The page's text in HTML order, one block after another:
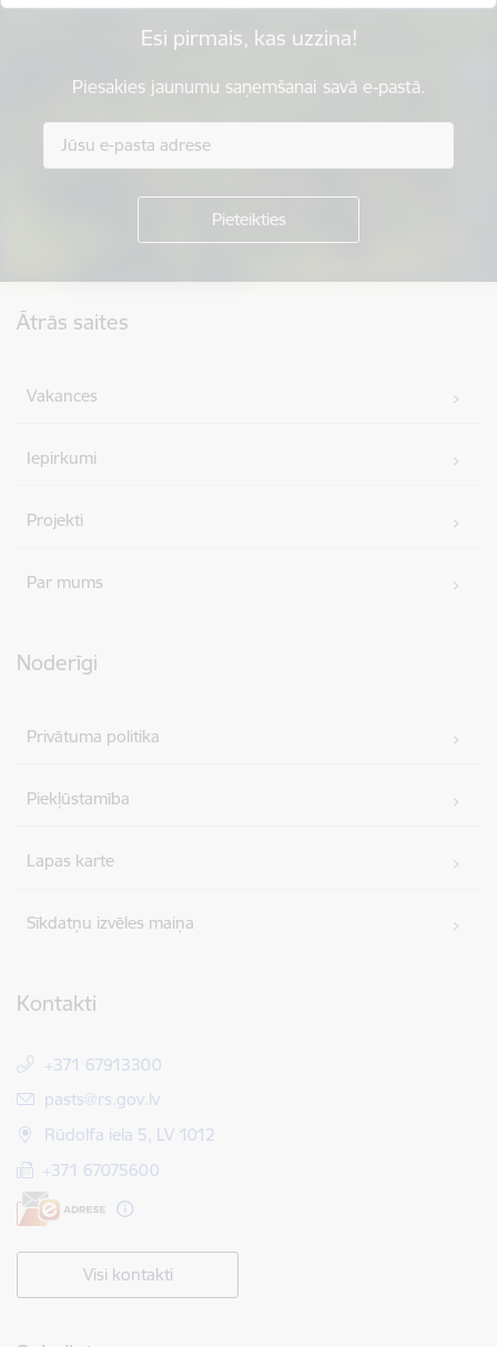
Esi pirmais, kas uzzina!
Piesakies jaunumu saņemšanai savā e-pastā.
Ātrās saites
Vakances
Iepirkumi
Projekti
Par mums
Noderīgi
Privātuma politika
Piekļūstamība
Lapas karte
Sīkdatņu izvēles maiņa
Kontakti
+371 67913300
E-pasts:
pasts@rs.gov.lv
Rūdolfa iela 5, LV 1012
+371 67075600
Visi kontakti